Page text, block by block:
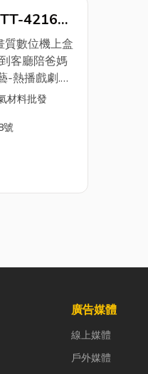
4216
4K HDR
批售
質數位機上盒
客廳陪爸媽
-熱播戲劇.綜
3.NETFLIX
質乾淨節目
7.網頁瀏覽
捷鍵 免進選
材料批發
號
廣告媒體
線上媒體
戶外媒體